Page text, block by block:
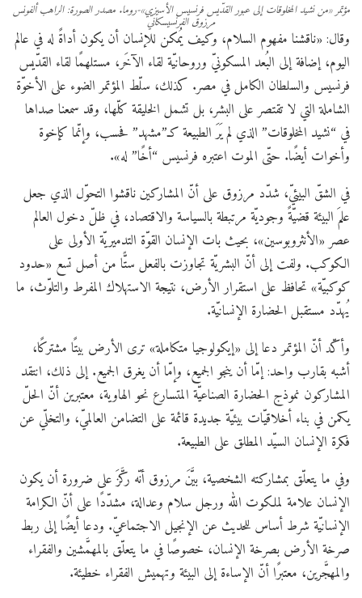
مؤتمر «من نشيد المخلوقات إلى عبور القدّيس فرنسيس الأسيزي»-روما. مصدر الصورة: الراهب ألفونس
مرزوق الفرنسيسكانيّ
وقال: «ناقشنا مفهوم السلام، وكيف يُمكن للإنسان أن يكون أداةً له في عالم
اليوم، إضافة إلى البُعد المسكونيّ وروحانيّة لقاء الآخَر، مستلهمًا لقاء القدّيس
فرنسيس والسلطان الكامل في مصر. كذلك، سلّط المؤتمر الضوء على الأخوّة
الشاملة التي لا تقتصر على البشر، بل تشمل الخليقة كلّها، وقد سمعنا صداها
في “نشيد المخلوقات” الذي لم يَرَ الطبيعة كـ”مشهد” فحسب، وإنّما كإخوة
وأخوات أيضًا. حتّى الموت اعتبره فرنسيس “أخًا” له».
في الشقّ البيئيّ، شدّد مرزوق على أنّ المشاركين ناقشوا التحوّل الذي جعل
علمَ البيئة قضيّةً وجوديّة مرتبطة بالسياسة والاقتصاد، في ظلّ دخول العالم
عصر «الأنثروبوسين»، بحيث بات الإنسان القوّة التدميريّة الأولى على
الكوكب. ولفت إلى أنّ البشريّة تجاوزت بالفعل ستًّا من أصل تسع «حدود
كوكبيّة» تحافظ على استقرار الأرض، نتيجة الاستهلاك المفرط والتلوّث، ما
يُهدّد مستقبل الحضارة الإنسانيّة.
وأكّد أنّ المؤتمر دعا إلى «إيكولوجيا متكاملة» ترى الأرض بيتًا مشتركًا،
أشبه بقارب واحد: إمّا أن ينجو الجميع، وإمّا أن يغرق الجميع. إلى ذلك، انتقد
المشاركون نموذج الحضارة الصناعيّة المتسارع نحو الهاوية، معتبرين أنّ الحلّ
يكمن في بناء أخلاقيّات بيئيّة جديدة قائمة على التضامن العالميّ، والتخلّي عن
فكرة الإنسان السيّد المطلق على الطبيعة.
وفي ما يتعلّق بمشاركته الشخصية، بيَّنَ مرزوق أنّه ركَّزَ على ضرورة أن يكون
الإنسان علامة لملكوت الله ورجل سلام وعدالة، مشدّدًا على أنّ الكرامة
الإنسانيّة شرط أساس للحديث عن الإنجيل الاجتماعيّ. ودعا أيضًا إلى ربط
صرخة الأرض بصرخة الإنسان، خصوصًا في ما يتعلّق بالمهمَّشين والفقراء
والمهجَّرين، معتبرًا أنّ الإساءة إلى البيئة وتهميش الفقراء خطيئة.